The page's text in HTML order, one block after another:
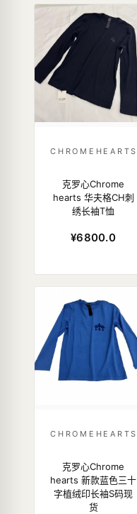
CHROMEHEARTS
克罗心Chrome
hearts 华夫格CH刺
绣长袖T恤
¥6800.0
CHROMEHEARTS
克罗心Chrome
hearts 新款蓝色三十
字植绒印长袖S码现
货